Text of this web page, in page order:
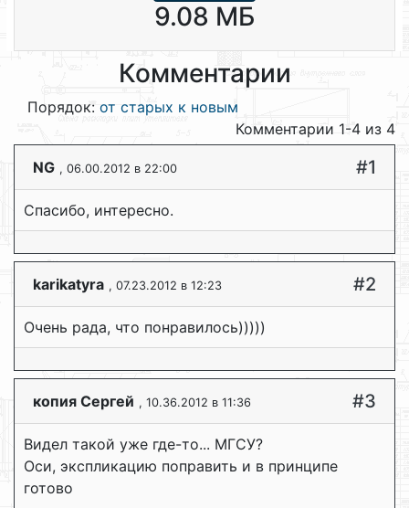
9.08 МБ
Комментарии
Порядок: от старых к новым
Комментарии 1-4 из 4
NG , 06.00.2012 в 22:00 #1
Спасибо, интересно.
karikatyra , 07.23.2012 в 12:23 #2
Очень рада, что понравилось)))))
копия Сергей , 10.36.2012 в 11:36 #3
Видел такой уже где-то... МГСУ?
Оси, экспликацию поправить и в принципе
готово